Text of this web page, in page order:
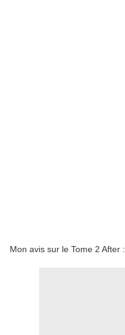
Mon avis sur le Tome 2 After :